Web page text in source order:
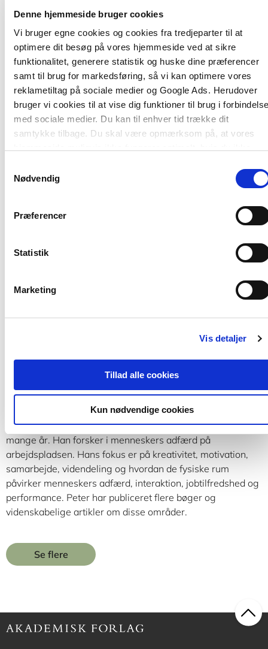
Denne hjemmeside bruger cookies
Vi bruger egne cookies og cookies fra tredjeparter til at
optimere dit besøg på vores hjemmeside ved at sikre
funktionalitet, generere statistik og huske dine præferencer
samt til brug for markedsføring, så vi kan optimere vores
reklametiltag på sociale medier og Google Ads. Herudover
bruger vi cookies til at vise dig funktioner til brug i
med sociale medier. Du kan til enhver tid trække dit
samtykke tilbage. Du skal være opmærksom på, at vores
Nødvendig
Præferencer
Statistik
Marketing
Vis detaljer
Tillad alle cookies
Kun nødvendige cookies
Af samme forfatter
Rum i arbejde
299,95 KR.
Organisationer i
Peter Holdt Christensen
Peter Holdt Christensen, ph.d., er lektor ved Copenhagen
Business School og har undervist i organisationsteori i
mange år. Han forsker i menneskers adfærd på
arbejdspladsen. Hans fokus er på kreativitet, motivation,
samarbejde, videndeling og hvordan de fysiske rum
påvirker menneskers adfærd, interaktion, jobtilfredshed og
performance. Peter har publiceret flere bøger og
videnskabelige artikler om disse områder.
Se flere